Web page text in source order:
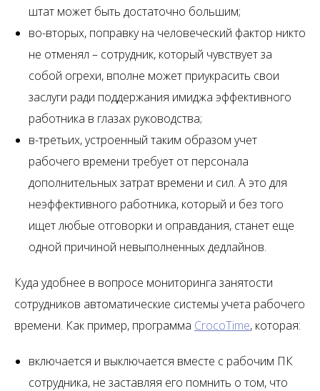
штат может быть достаточно большим;
во-вторых, поправку на человеческий фактор никто
не отменял – сотрудник, который чувствует за
собой огрехи, вполне может приукрасить свои
заслуги ради поддержания имиджа эффективного
работника в глазах руководства;
в-третьих, устроенный таким образом учет
рабочего времени требует от персонала
дополнительных затрат времени и сил. А это для
неэффективного работника, который и без того
ищет любые отговорки и оправдания, станет еще
одной причиной невыполненных дедлайнов.
Куда удобнее в вопросе мониторинга занятости
сотрудников автоматические системы учета рабочего
времени. Как пример, программа CrocoTime, которая:
включается и выключается вместе с рабочим ПК
сотрудника, не заставляя его помнить о том, что